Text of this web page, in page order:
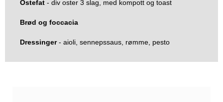
Ostefat - div oster 3 slag, med kompott og toast
Brød og foccacia
Dressinger- aioli, sennepssaus, rømme, pesto